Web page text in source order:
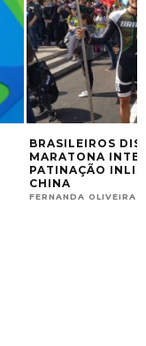
BRASILEIROS
MARATONA
PATINAÇÃO
CHINA
FERNANDA OLIVEIRA